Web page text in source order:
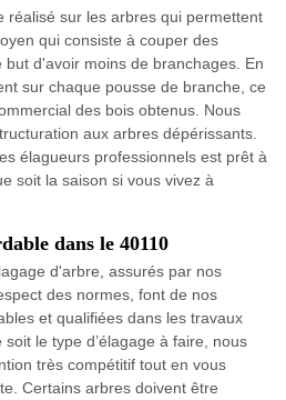
réalisé sur les arbres qui permettent
qui consiste à couper des
but d'avoir moins de branchages. En
sur chaque pousse de branche, ce
des bois obtenus. Nous
aux arbres dépérissants.
élagueurs professionnels est prêt à
soit la saison si vous vivez à
dans le 40110
d'arbre, assurés par nos
des normes, font de nos
et qualifiées dans les travaux
soit le type d’élagage à faire, nous
très compétitif tout en vous
Certains arbres doivent être